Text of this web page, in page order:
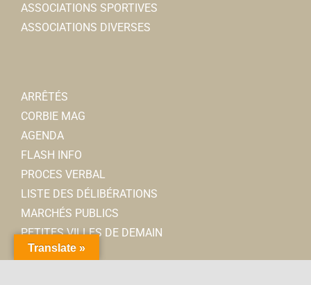
ASSOCIATIONS SPORTIVES
ASSOCIATIONS DIVERSES
ARRÊTÉS
CORBIE MAG
AGENDA
FLASH INFO
PROCES VERBAL
LISTE DES DÉLIBÉRATIONS
MARCHÉS PUBLICS
PETITES VILLES DE DEMAIN
Translate »